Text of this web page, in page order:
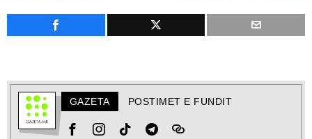
GAZETA POSTIMET E FUNDIT